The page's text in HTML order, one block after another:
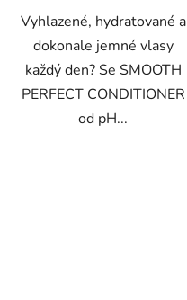
Vyhlazené, hydratované a
dokonale jemné vlasy
každý den? Se SMOOTH
PERFECT CONDITIONER
od pH...